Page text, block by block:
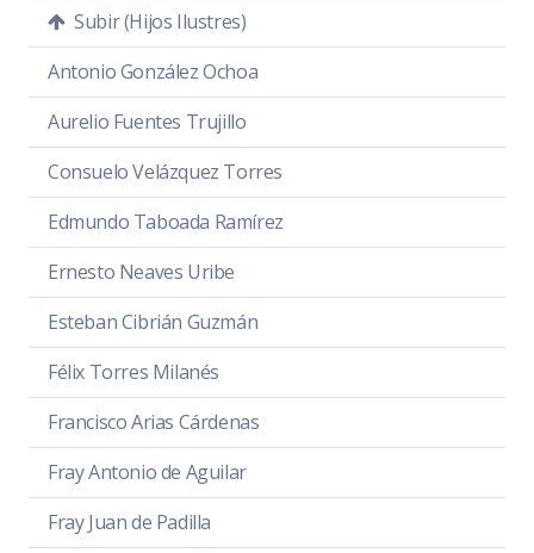
Subir (Hijos Ilustres)
Antonio González Ochoa
Aurelio Fuentes Trujillo
Consuelo Velázquez Torres
Edmundo Taboada Ramírez
Ernesto Neaves Uribe
Esteban Cibrián Guzmán
Félix Torres Milanés
Francisco Arias Cárdenas
Fray Antonio de Aguilar
Fray Juan de Padilla